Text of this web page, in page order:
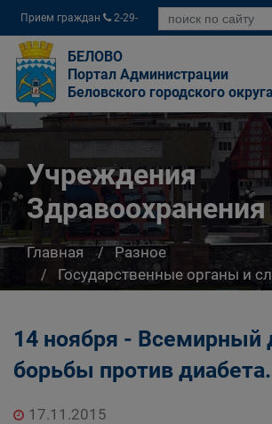
Прием граждан
2-29-
04
БЕЛОВО
Портал Администрации
Беловского городского округа
Учреждения
Здравоохранения
Главная
Разное
Государственные органы и
информируют
14 ноября - Всемирный
борьбы против диабета.
17.11.2015